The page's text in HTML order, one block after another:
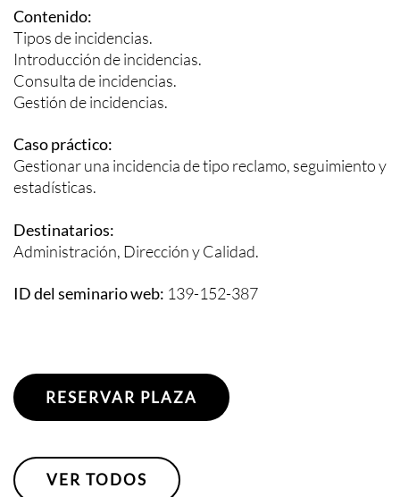
Contenido:
Tipos de incidencias.
Introducción de incidencias.
Consulta de incidencias.
Gestión de incidencias.
Caso práctico:
Gestionar una incidencia de tipo reclamo, seguimiento y
estadísticas.
Destinatarios:
Administración, Dirección y Calidad.
ID del seminario web: 139-152-387
RESERVAR PLAZA
VER TODOS